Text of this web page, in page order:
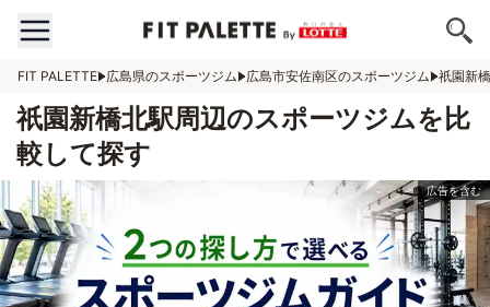
FIT PALETTE 広島県のスポーツジム 広島市安佐南区のスポーツジム 祇園新
祇園新橋北駅周辺のスポーツジムを比
較して探す